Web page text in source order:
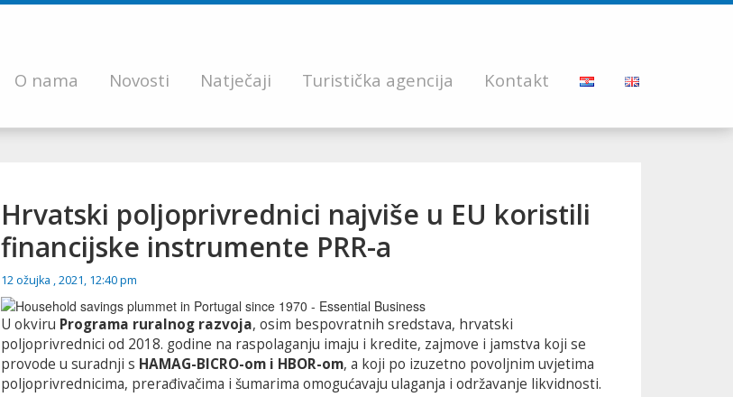
O nama Novosti Natječaji Turistička agencija Kontakt
Hrvatski poljoprivrednici najviše u EU koristili
financijske instrumente PRR-a
12 ožujka , 2021, 12:40 pm
U okviru Programa ruralnog razvoja, osim bespovratnih sredstava, hrvatski
poljoprivrednici od 2018. godine na raspolaganju imaju i kredite, zajmove i jamstva koji se
provode u suradnji s HAMAG-BICRO-om i HBOR-om, a koji po izuzetno povoljnim uvjetima
poljoprivrednicima, prerađivačima i šumarima omogućavaju ulaganja i održavanje likvidnosti.